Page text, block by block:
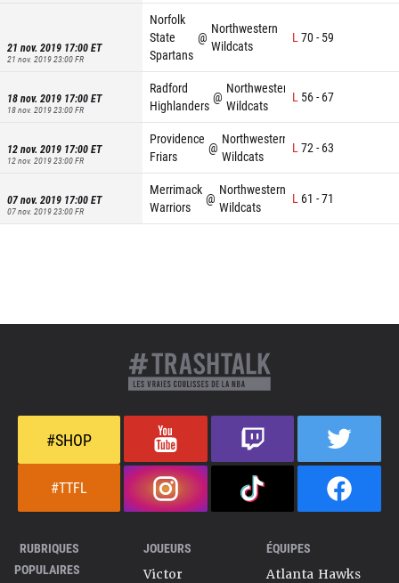
21 nov. 2019 17:00ET
21 nov. 2019 23:00FR
Norfolk
State
Spartans
@
Northwestern
Wildcats
L70- 59
18 nov. 2019 17:00ET
18 nov. 2019 23:00FR
Radford
Highlanders
@
Northwestern
Wildcats
L 56- 67
12 nov. 2019 17:00ET
12 nov. 2019 23:00FR
Providence
Friars
@
Northwestern
Wildcats
L72- 63
07 nov. 2019 17:00ET
07 nov. 2019 23:00FR
Merrimack
Warriors
@
Northwestern
Wildcats
L 61 -71
#SHOP
#TTFL
RUBRIQUES
POPULAIRES
JOUEURS
Victor
ÉQUIPES
Atlanta Hawks